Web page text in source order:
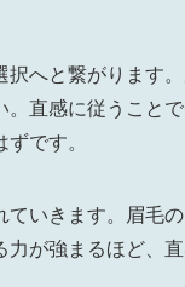
へと繋がります
直感に従うこと
です。
いきます。眉毛
が強まるほど、